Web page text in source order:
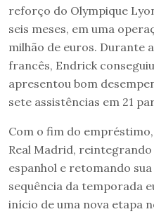
reforço do Olympique
seis meses, em uma
milhão de euros. Durante
francês, Endrick
apresentou bom
sete assistências em 21
Com o fim do
Real Madrid,
espanhol e retomando
sequência da temporada
início de uma nova etapa